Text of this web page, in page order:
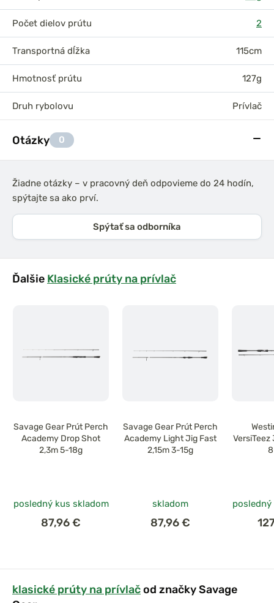
Počet dielov prútu 2
Transportná dĺžka 115cm
Hmotnosť prútu 127g
Druh rybolovu Prívlač
Otázky 0
Žiadne otázky – v pracovný deň odpovieme do 24 hodín,
spýtajte sa ako prví.
Spýtať sa odborníka
Ďalšie Klasické prúty na prívlač
Savage Gear Prút Perch
Academy Drop Shot
2,3m 5-18g
posledný kus skladom
87,96 €
Savage Gear Prút Perch
Academy Light Jig Fast
2,15m 3-15g
skladom
87,96 €
VersiTeez
klasické prúty na prívlačod značky Savage